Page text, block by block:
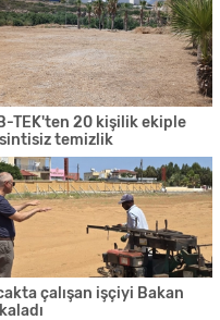
TEK'ten 20 kişilik ekiple
temizlik
çalışan işçiyi Bakan